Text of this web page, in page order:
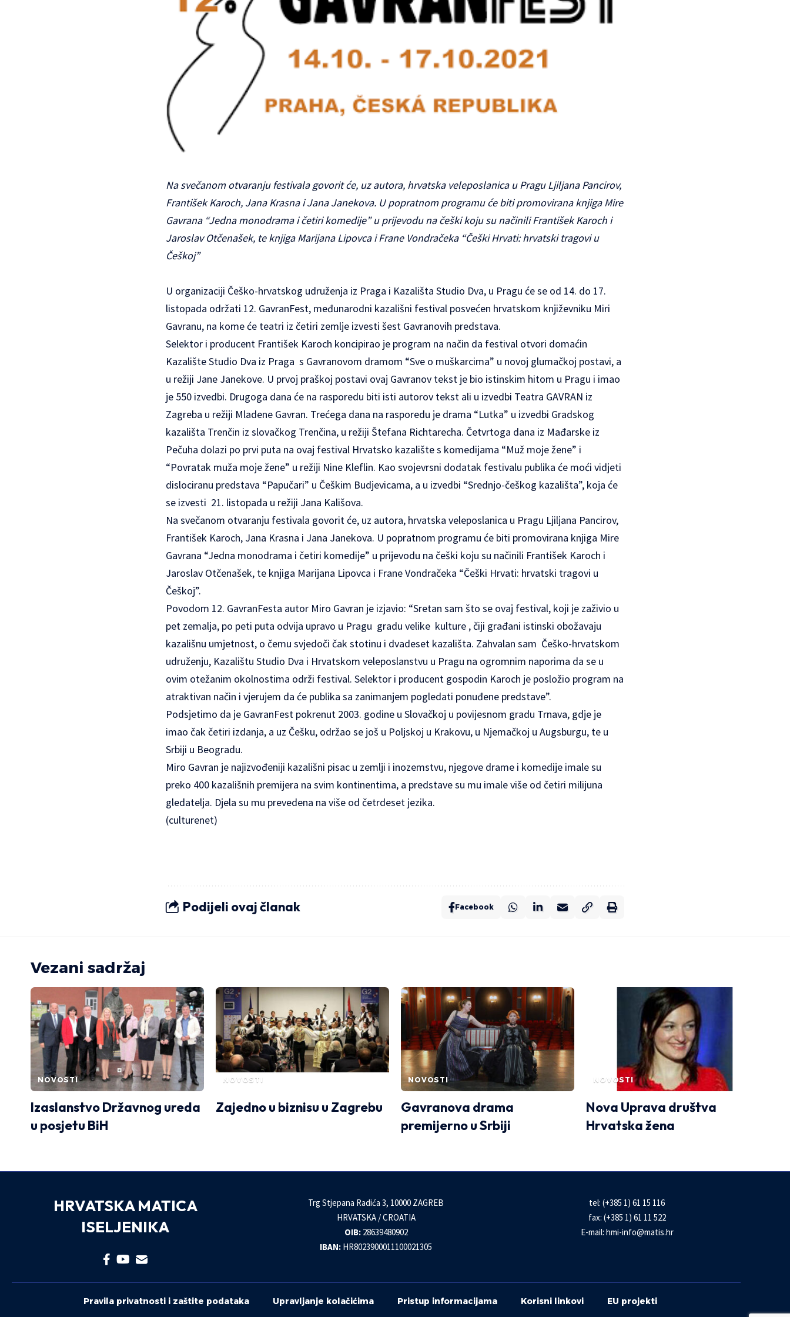
Na svečanom otvaranju festivala govorit će, uz autora, hrvatska veleposlanica u Pragu Ljiljana Pancirov,
František Karoch, Jana Krasna i Jana Janekova. U popratnom programu će biti promovirana knjiga Mire
Gavrana “Jedna monodrama i četiri komedije” u prijevodu na češki koju su načinili František Karoch i
Jaroslav Otčenašek, te knjiga Marijana Lipovca i Frane Vondračeka “Češki Hrvati: hrvatski tragovi u
Češkoj”
U organizaciji Češko-hrvatskog udruženja iz Praga i Kazališta Studio Dva, u Pragu će se od 14. do 17.
listopada održati 12. GavranFest, međunarodni kazališni festival posvećen hrvatskom književniku Miri
Gavranu, na kome će teatri iz četiri zemlje izvesti šest Gavranovih predstava.
Selektor i producent František Karoch koncipirao je program na način da festival otvori domaćin
Kazalište Studio Dva iz Praga s Gavranovom dramom “Sve o muškarcima” u novoj glumačkoj postavi, a
u režiji Jane Janekove. U prvoj praškoj postavi ovaj Gavranov tekst je bio istinskim hitom u Pragu i imao
je 550 izvedbi. Drugoga dana će na rasporedu biti isti autorov tekst ali u izvedbi Teatra GAVRAN iz
Zagreba u režiji Mladene Gavran. Trećega dana na rasporedu je drama “Lutka” u izvedbi Gradskog
kazališta Trenčin iz slovačkog Trenčina, u režiji Štefana Richtarecha. Četvrtoga dana iz Mađarske iz
Pečuha dolazi po prvi puta na ovaj festival Hrvatsko kazalište s komedijama “Muž moje žene” i
“Povratak muža moje žene” u režiji Nine Kleflin. Kao svojevrsni dodatak festivalu publika će moći vidjeti
dislociranu predstava “Papučari” u Češkim Budjevicama, a u izvedbi “Srednjo-češkog kazališta”, koja će
se izvesti 21. listopada u režiji Jana Kališova.
Na svečanom otvaranju festivala govorit će, uz autora, hrvatska veleposlanica u Pragu Ljiljana Pancirov,
František Karoch, Jana Krasna i Jana Janekova. U popratnom programu će biti promovirana knjiga Mire
Gavrana “Jedna monodrama i četiri komedije” u prijevodu na češki koju su načinili František Karoch i
Jaroslav Otčenašek, te knjiga Marijana Lipovca i Frane Vondračeka “Češki Hrvati: hrvatski tragovi u
Češkoj”.
Povodom 12. GavranFesta autor Miro Gavran je izjavio: “Sretan sam što se ovaj festival, koji je zaživio u
pet zemalja, po peti puta odvija upravo u Pragu gradu velike kulture , čiji građani istinski obožavaju
kazališnu umjetnost, o čemu svjedoči čak stotinu i dvadeset kazališta. Zahvalan sam Češko-hrvatskom
udruženju, Kazalištu Studio Dva i Hrvatskom veleposlanstvu u Pragu na ogromnim naporima da se u
ovim otežanim okolnostima održi festival. Selektor i producent gospodin Karoch je posložio program na
atraktivan način i vjerujem da će publika sa zanimanjem pogledati ponuđene predstave”.
Podsjetimo da je GavranFest pokrenut 2003. godine u Slovačkoj u povijesnom gradu Trnava, gdje je
imao čak četiri izdanja, a uz Češku, održao se još u Poljskoj u Krakovu, u Njemačkoj u Augsburgu, te u
Srbiji u Beogradu.
Miro Gavran je najizvođeniji kazališni pisac u zemlji i inozemstvu, njegove drame i komedije imale su
preko 400 kazališnih premijera na svim kontinentima, a predstave su mu imale više od četiri milijuna
gledatelja. Djela su mu prevedena na više od četrdeset jezika.
(culturenet)
Podijeli ovaj članak Facebook
Vezani sadržaj
NOVOSTI
Izaslanstvo Državnog ureda
u posjetu BiH
NOVOSTI
Zajedno u biznisu u Zagrebu
NOVOSTI
Gavranova drama
premijerno u Srbiji
NOVOSTI
Nova Uprava društva
Hrvatska žena
HRVATSKA MATICA
ISELJENIKA
Trg Stjepana Radića 3, 10000 ZAGREB
HRVATSKA / CROATIA
OIB:28639480902
IBAN: HR8023900011100021305
tel: (+385 1) 61 15 116
fax: (+385 1) 61 11 522
E-mail: hmi-info@matis.hr
Pravila privatnosti i zaštite podataka Upravljanje kolačićima Pristup informacijama Korisni linkovi EU projekti